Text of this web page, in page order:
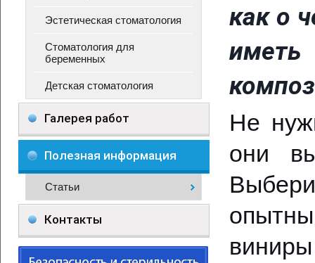
Эстетическая стоматология
Стоматология для
беременных
Детская стоматология
Галерея работ
Полезная информация
Статьи
Контакты
как о
иметь
Не
они